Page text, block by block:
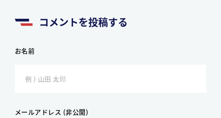
コメントを投稿する
お名前
メールアドレス (非公開)